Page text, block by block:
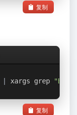
复制
xargs grep "BW"
复制